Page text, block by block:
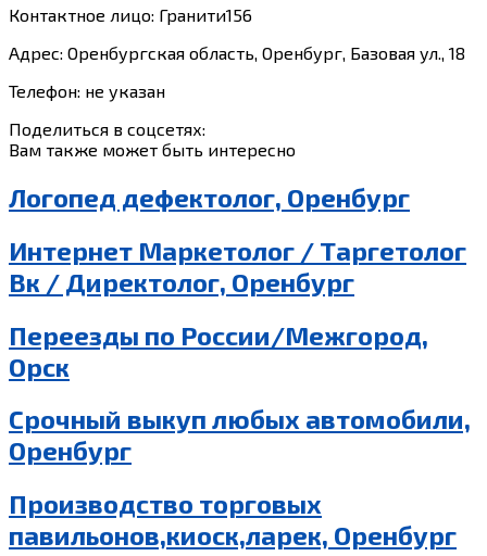
Контактное лицо: Гранити156
Адрес: Оренбургская область, Оренбург, Базовая ул., 18
Телефон: не указан
Поделиться в соцсетях:
Вам также может быть интересно
Логопед дефектолог, Оренбург
Интернет Маркетолог / Таргетолог
Вк / Директолог, Оренбург
Переезды по России/Межгород,
Орск
Срочный выкуп любых автомобили,
Оренбург
Производство торговых
павильонов,киоск,ларек, Оренбург